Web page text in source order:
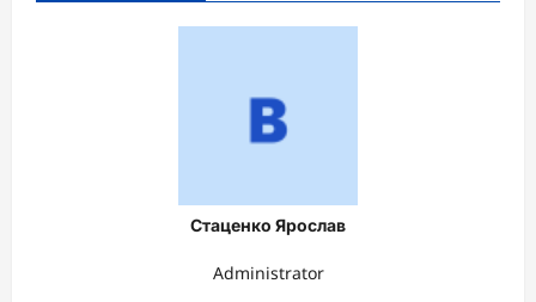
Стаценко Ярослав
Administrator